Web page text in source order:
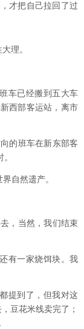
才把自己拉回了过
理。
车已经搬到五大车
西部客运站，离市
的班车在新东部客
自然遗产。
，当然，我们结束
有一家烧饵块。我
提到了，但我对这
豆花米线卖完了；